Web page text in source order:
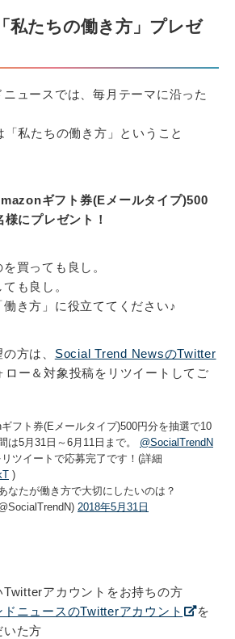
私たちの働き方」プレゼ
ュースでは、毎月テーマに沿った
私たちの働き方」ということ
ギフト券(Eメールタイプ)500
にプレゼント！
買っても良し。
も良し。
き方」に役立ててください♪
方は、 Social Trend NewsのTwitter
ロー＆対象投稿をリツイートしてご
フト券(Eメールタイプ)500円分を抽選で10
は5月31日～6月11日まで。 @SocialTrendN
ツイートで応募完了です！(詳細
)
なたが働き方で大切にしたいのは？
2018年5月31日
Twitterアカウントをお持ちの方
ニュースのTwitterアカウント
を
いた方